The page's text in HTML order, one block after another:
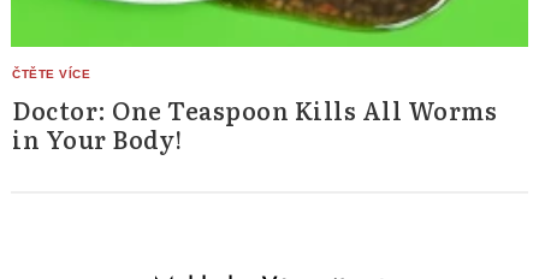
Doctor: One Teaspoon Kills All Worms
in Your Body!